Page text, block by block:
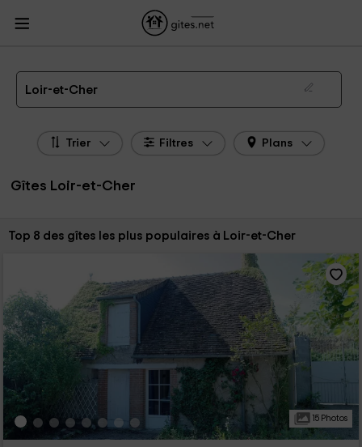
Gites Loir-et-Cher
Gîtes Loir-et-Cher de 2026
Loir-et-Cher
Trier Filtres Plans
Gîtes Loir-et-Cher
Trier par:
Top 8 des gîtes les plus populaires à Loir-et-Cher
15 Photos